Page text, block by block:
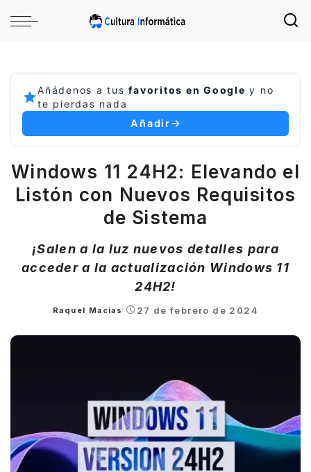
Añádenos a tusfavoritos en Google y no
te pierdas nada
Añadir
Windows 11 24H2: Elevando el
Listón con Nuevos Requisitos
de Sistema
¡Salen a la luz nuevos detalles para
acceder a la actualización Windows 11
24H2!
Posted
Raquel Macias 27 de febrero de 2024